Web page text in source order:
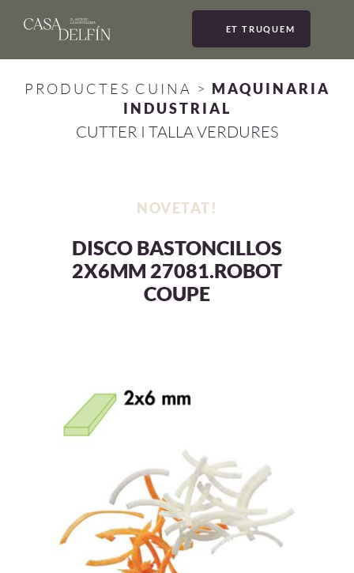
ET TRUQUEM
PRODUCTES CUINA > MAQUINARIA
INDUSTRIAL
CUTTER I TALLA VERDURES
NOVETAT!
DISCO BASTONCILLOS
2X6MM 27081.ROBOT
COUPE